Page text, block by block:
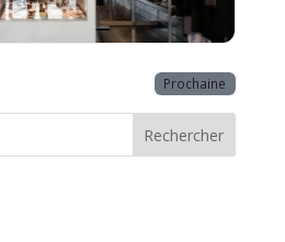
Prochaine
Rechercher